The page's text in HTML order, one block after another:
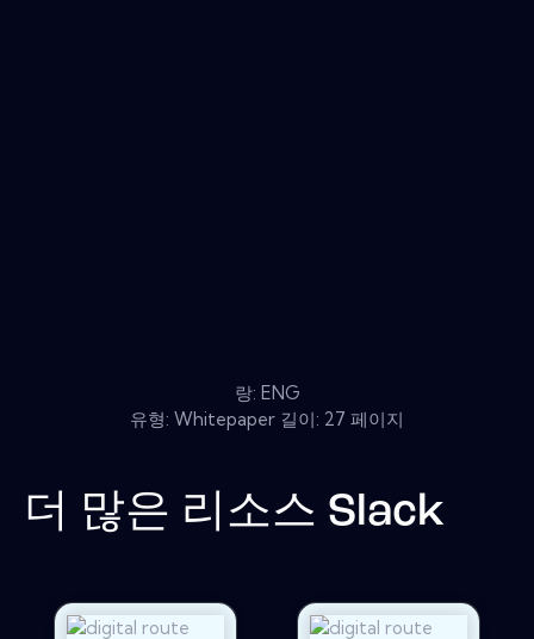
랑: ENG
유형: Whitepaper 길이: 27 페이지
더 많은 리소스 Slack